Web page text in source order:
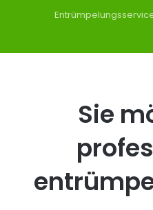
Sie